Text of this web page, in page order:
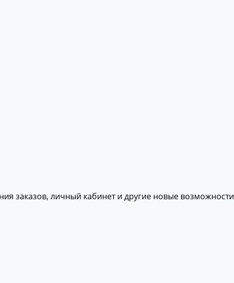
заказов, личный кабинет и другие новые возможности